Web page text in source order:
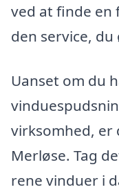
ved at finde en
den service, du
Uanset om du
virksomhed, er
Merløse. Tag
rene vinduer i